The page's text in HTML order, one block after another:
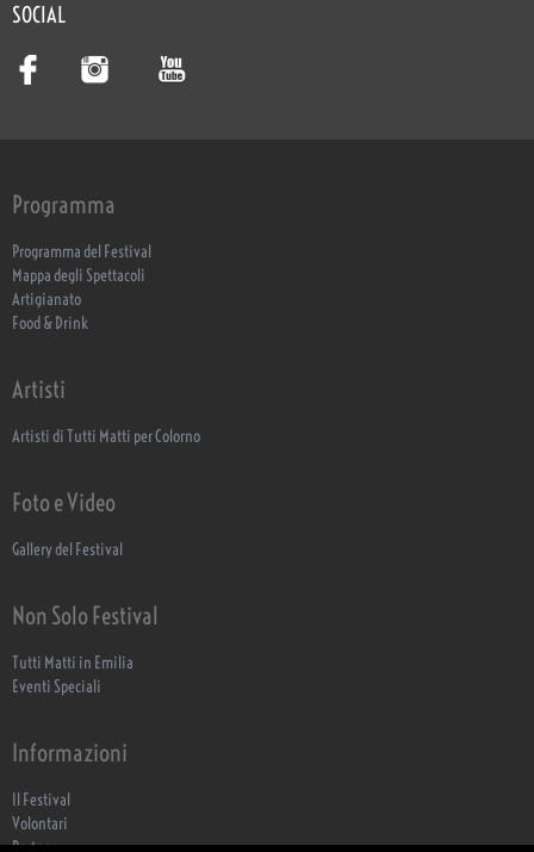
SOCIAL
Programma
Programma del Festival
Mappa degli Spettacoli
Artigianato
Food & Drink
Artisti
Artisti di Tutti Matti per Colorno
Foto e Video
Gallery del Festival
Non Solo Festival
Tutti Matti in Emilia
Eventi Speciali
Informazioni
Il Festival
Volontari